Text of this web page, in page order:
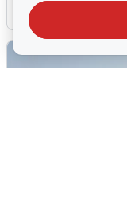
6 августа